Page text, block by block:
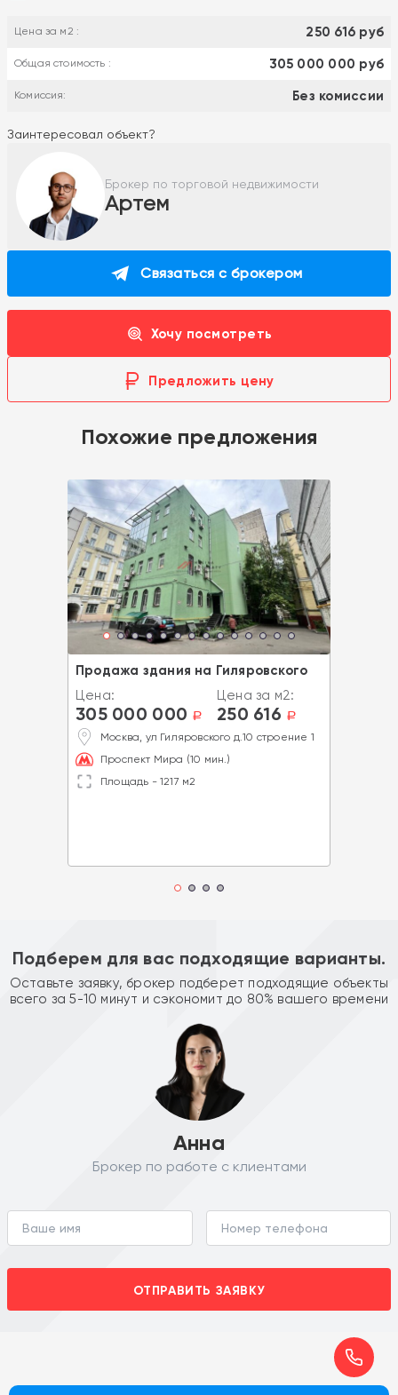
Цена за м2 : 250 616 руб
Общая стоимость : 305 000 000 руб
Комиссия: Без комиссии
Заинтересовал объект?
Брокер по торговой недвижимости
Артем
Связаться с брокером
Хочу посмотреть
Предложить цену
Похожие предложения
Продажа здания на Гиляровского
Цена:
305 000 000 a
Цена за м2:
250 616 a
Москва, ул Гиляровского д.10 строение 1
Проспект Мира (10 мин.)
Площадь - 1217 м2
Подберем для вас подходящие варианты.
Оставьте заявку, брокер подберет подходящие объекты
всего за 5-10 минут и сэкономит до 80% вашего времени
Анна
Брокер по работе с клиентами
ОТПРАВИТЬ ЗАЯВКУ